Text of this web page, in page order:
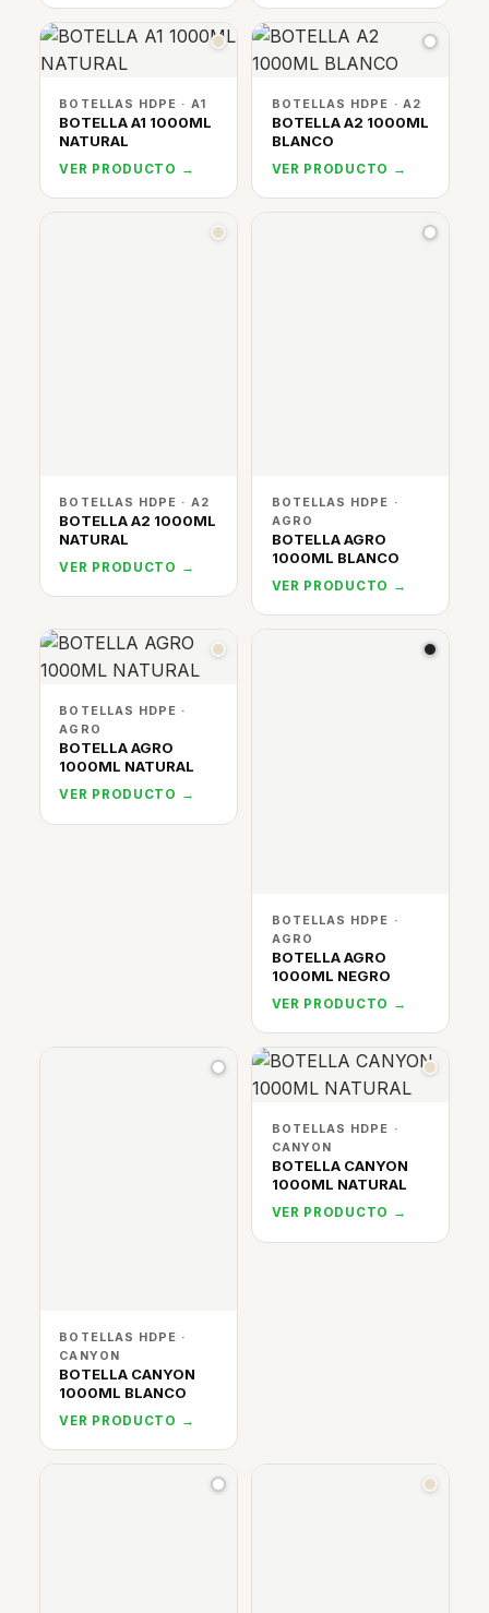
BOTELLAS HDPE · A1
BOTELLA A1 1000ML
NATURAL
VER PRODUCTO →
BOTELLAS HDPE · A2
BOTELLA A2 1000ML
BLANCO
VER PRODUCTO →
BOTELLAS HDPE · A2
BOTELLA A2 1000ML
NATURAL
VER PRODUCTO →
BOTELLAS HDPE ·
AGRO
BOTELLA AGRO
1000ML BLANCO
VER PRODUCTO →
BOTELLAS HDPE ·
AGRO
BOTELLA AGRO
1000ML NATURAL
VER PRODUCTO →
BOTELLAS HDPE ·
AGRO
BOTELLA AGRO
1000ML NEGRO
VER PRODUCTO →
BOTELLAS HDPE ·
CANYON
BOTELLA CANYON
1000ML BLANCO
VER PRODUCTO →
BOTELLAS HDPE ·
CANYON
BOTELLA CANYON
1000ML NATURAL
VER PRODUCTO →